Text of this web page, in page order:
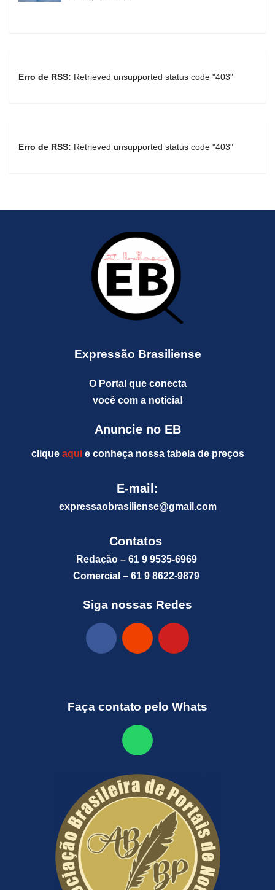
Erro de RSS: Retrieved unsupported status code "403"
Erro de RSS: Retrieved unsupported status code "403"
Expressão Brasiliense
O Portal que conecta
você com a notícia!
Anuncie no EB
clique aquie conheça nossa tabela de preços
E-mail:
expressaobrasiliense@gmail.com
Contatos
Redação – 61 9 9535-6969
Comercial – 61 9 8622-9879
Siga nossas Redes
Faça contato pelo Whats